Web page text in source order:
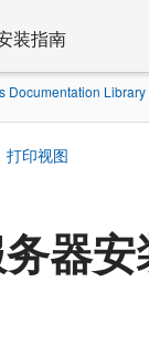
装指南
Documentation Library
器